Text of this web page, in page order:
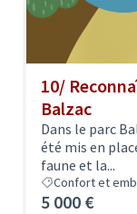
10/
Balzac
Dans le parc
été mis en
faune et la...
Confort et
5 000 €